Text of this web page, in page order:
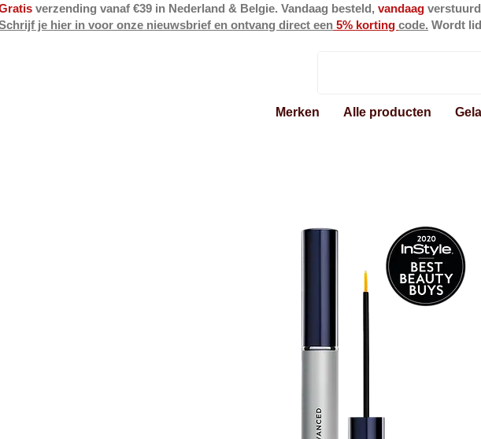
verzending vanaf €39 in Nederland & Belgie. Vandaag besteld,vandaag
je hier in voor onze nieuwsbrief en ontvang direct een 5% kortingcode. Wordt
Merken Alle producten